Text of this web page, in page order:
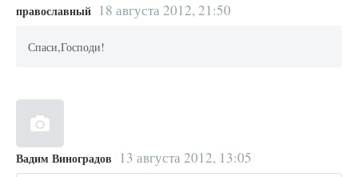
православный 18 августа 2012, 21:50
Спаси,Господи!
Вадим Виноградов 13 августа 2012, 13:05